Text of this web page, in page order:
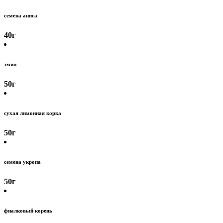
семена аниса
40г
тмин
50г
сухая лимонная корка
50г
семена укропа
50г
фиалковый корень